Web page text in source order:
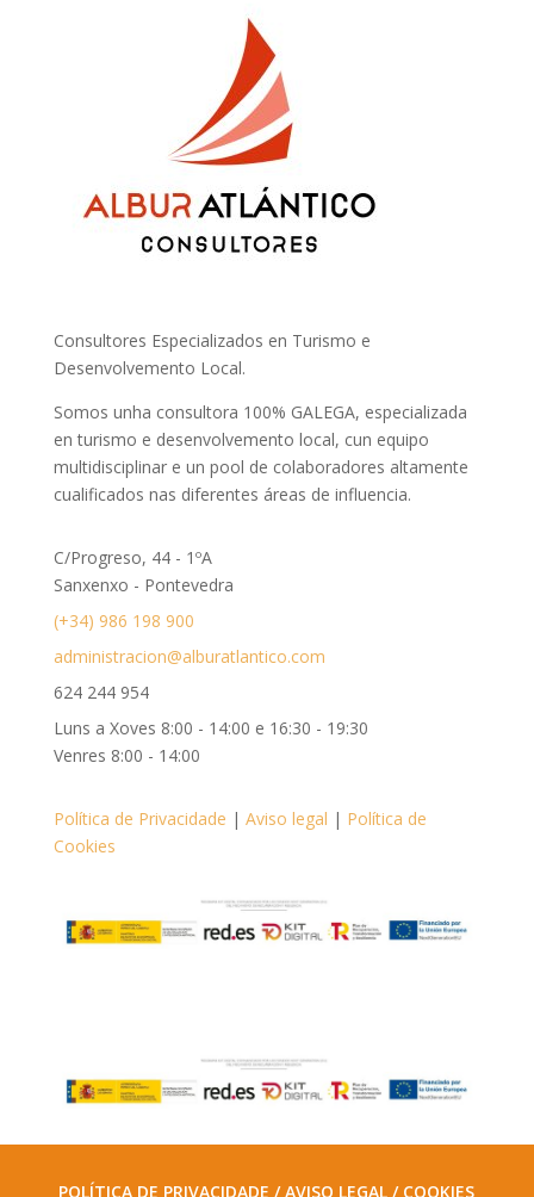
Consultores Especializados en Turismo e
Desenvolvemento Local.
Somos unha consultora 100% GALEGA, especializada
en turismo e desenvolvemento local, cun equipo
multidisciplinar e un pool de colaboradores altamente
cualificados nas diferentes áreas de influencia.
C/Progreso, 44 - 1ºA
Sanxenxo - Pontevedra
(+34) 986 198 900
administracion@alburatlantico.com
624 244 954
Luns a Xoves 8:00 - 14:00 e 16:30 - 19:30
Venres 8:00 - 14:00
Política de Privacidade | Aviso legal | Política de
Cookies
POLÍTICA DE PRIVACIDADE / AVISO LEGAL / COOKIES